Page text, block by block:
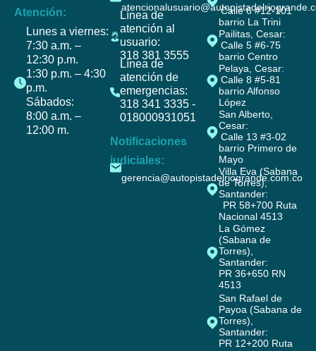
Atención:
Lunes a viernes:
7:30 a.m. –
12:30 p.m.
1:30 p.m. – 4:30
p.m.
Sábados:
8:00 a.m. –
12:00 m.
Línea de
atención al
usuario:
318 381 3555
Línea de
atención de
emergencias:
318 341 3335 -
018000931051
Notificaciones
judiciales:
gerencia@autopistadelriogrande.com.co
Calle 6 #12-101
barrio La Trini
Pailitas, Cesar:
Calle 5 #6-75
barrio Centro
Pelaya, Cesar:
Calle 8 #5-81
barrio Alfonso
López
San Alberto,
Cesar:
Calle 13 #3-02
barrio Primero de
Mayo
Villa Eva (Sabana
de Torres),
Santander:
PR 58+700 Ruta
Nacional 4513
La Gómez
(Sabana de
Torres),
Santander:
PR 36+650 RN
4513
San Rafael de
Payoa (Sabana de
Torres),
Santander:
PR 12+200 Ruta